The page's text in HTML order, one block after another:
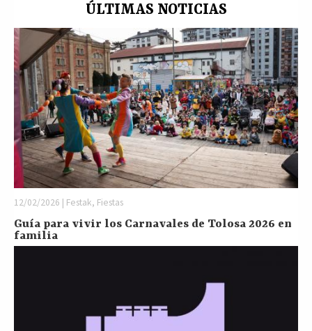
ÚLTIMAS NOTICIAS
12/02/2026 | Festak, Fiestas
Guía para vivir los Carnavales de Tolosa 2026 en
familia